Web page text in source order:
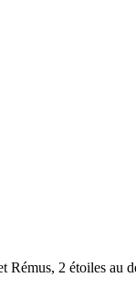
2 étoiles au